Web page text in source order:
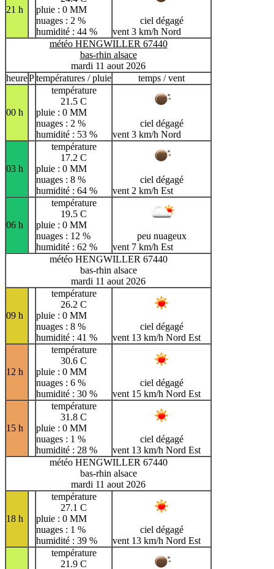
21 h
pluie : 0 MM
nuages : 2 %
humidité : 44 %
ciel dégagé
vent 3 km/h Nord
météo HENGWILLER 67440
bas-rhin alsace
mardi 11 aout 2026
heurePtempératures / pluie temps / vent
00 h
température
21.5 C
pluie : 0 MM
nuages : 2 %
humidité : 53 %
ciel dégagé
vent 3 km/h Nord
03 h
température
17.2 C
pluie : 0 MM
nuages : 8 %
humidité : 64 %
ciel dégagé
vent 2 km/h Est
06 h
température
19.5 C
pluie : 0 MM
nuages : 12 %
humidité : 62 %
peu nuageux
vent 7 km/h Est
météo HENGWILLER 67440
bas-rhin alsace
mardi 11 aout 2026
09 h
température
26.2 C
pluie : 0 MM
nuages : 8 %
humidité : 41 %
ciel dégagé
vent 13 km/h Nord Est
12 h
température
30.6 C
pluie : 0 MM
nuages : 6 %
humidité : 30 %
ciel dégagé
vent 15 km/h Nord Est
15 h
température
31.8 C
pluie : 0 MM
nuages : 1 %
humidité : 28 %
ciel dégagé
vent 13 km/h Nord Est
météo HENGWILLER 67440
bas-rhin alsace
mardi 11 aout 2026
18 h
température
27.1 C
pluie : 0 MM
nuages : 1 %
humidité : 39 %
ciel dégagé
vent 13 km/h Nord Est
température
21.9 C